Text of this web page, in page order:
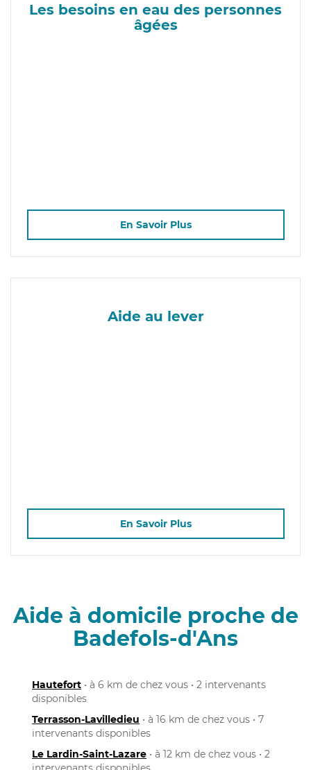
Les besoins en eau des personnes
âgées
En Savoir Plus
Aide au lever
En Savoir Plus
Aide à domicile proche de
Badefols-d'Ans
Hautefort • à 6 km de chez vous • 2 intervenants
disponibles
Terrasson-Lavilledieu • à 16 km de chez vous • 7
intervenants disponibles
Le Lardin-Saint-Lazare • à 12 km de chez vous • 2